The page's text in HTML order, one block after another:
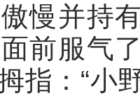
慢并持
前服气
指：“小